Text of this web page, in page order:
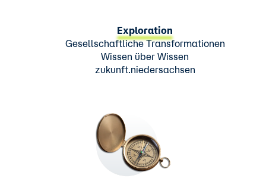
Exploration
Gesellschaftliche Transformationen
Wissen über Wissen
zukunft.niedersachsen